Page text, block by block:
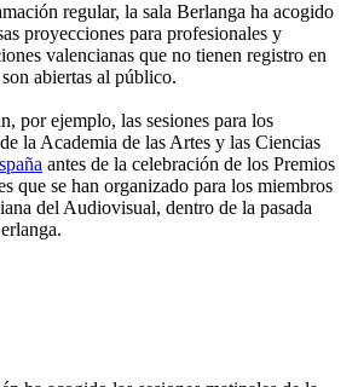
regular, la sala Berlanga ha acogido
proyecciones para profesionales y
valencianas que no tienen registro en
abiertas al público.
por ejemplo, las sesiones para los
la Academia de las Artes y las Ciencias
antes de la celebración de los Premios
que se han organizado para los miembros
del Audiovisual, dentro de la pasada